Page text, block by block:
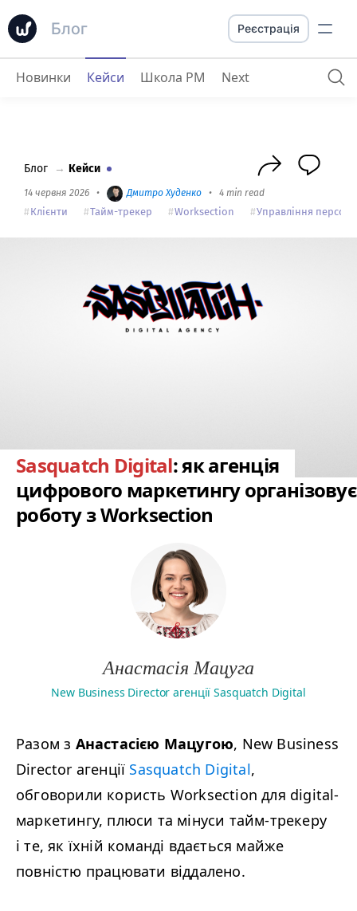
Блог
Sasquatch Digital: як агенція цифрового маркетингу організовує роботу з Worksection
Реєстрація
Новинки Кейси Школа PM Next
Блог → Кейси
14 червня 2026 • Дмитро Худенко • 4 min read
Клієнти Тайм-трекер Worksection Управління
Sasquatch Digital: як агенція
цифрового маркетингу організовує
роботу з Worksection
Анастасія Мацуга
New Business Director агенції Sasquatch Digital
Разом з Анастасією Мацугою, New Business
Director агенції Sasquatch Digital,
обговорили користь Worksection для digital-
маркетингу, плюси та мінуси тайм-трекеру
і те, як їхній команді вдається майже
повністю працювати віддалено.